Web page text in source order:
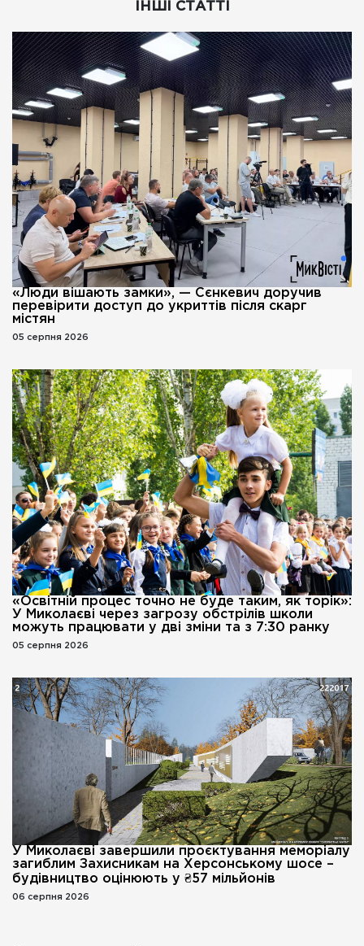
ІНШІ СТАТТІ
«Люди вішають замки», — Сєнкевич доручив
перевірити доступ до укриттів після скарг
містян
05 серпня 2026
«Освітній процес точно не буде таким, як торік»:
У Миколаєві через загрозу обстрілів школи
можуть працювати у дві зміни та з 7:30 ранку
05 серпня 2026
У Миколаєві завершили проєктування меморіалу
загиблим Захисникам на Херсонському шосе –
будівництво оцінюють у ₴57 мільйонів
06 серпня 2026